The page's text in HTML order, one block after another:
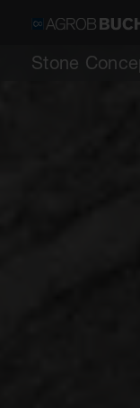
Stone